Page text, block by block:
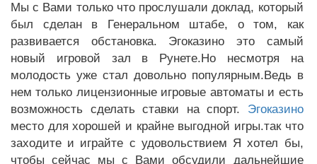
Мы с Вами только что прослушали доклад, который
был сделан в Генеральном штабе, о том, как
развивается обстановка. Эгоказино это самый
новый игровой зал в Рунете.Но несмотря на
молодость уже стал довольно популярным.Ведь в
нем только лицензионные игровые автоматы и есть
возможность сделать ставки на спорт. Эгоказино
место для хорошей и крайне выгодной игры.так что
заходите и играйте с удовольствием Я хотел бы,
чтобы сейчас мы с Вами обсудили дальнейшие